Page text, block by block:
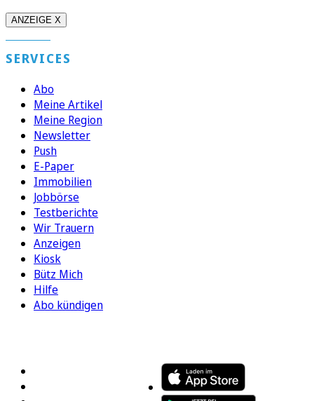
ANZEIGE X
SERVICES
Abo
Meine Artikel
Meine Region
Newsletter
Push
E-Paper
Immobilien
Jobbörse
Testberichte
Wir Trauern
Anzeigen
Kiosk
Bütz Mich
Hilfe
Abo kündigen